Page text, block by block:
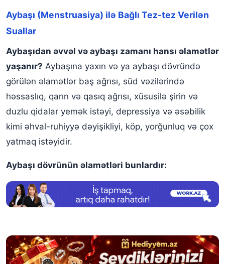
Aybaşı (Menstruasiya) ilə Bağlı Tez-tez Verilən
Suallar
Aybaşıdan əvvəl və aybaşı zamanı hansı əlamətlər
yaşanır? Aybaşına yaxın və ya aybaşı dövründə
görülən əlamətlər baş ağrısı, süd vəzilərində
həssaslıq, qarın və qasıq ağrısı, xüsusilə şirin və
duzlu qidalar yemək istəyi, depressiya və əsəbilik
kimi əhval-ruhiyyə dəyişikliyi, köp, yorğunluq və çox
yatmaq istəyidir.
Aybaşı dövrünün əlamətləri bunlardır: